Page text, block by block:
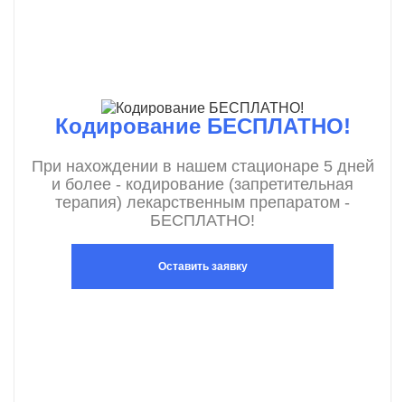
Кодирование БЕСПЛАТНО!
При нахождении в нашем стационаре 5 дней
и более - кодирование (запретительная
терапия) лекарственным препаратом -
БЕСПЛАТНО!
Оставить заявку